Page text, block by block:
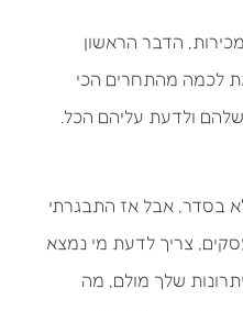
הדבר הראשון
לכמה מהתחרים הכי
שלהם ולדעת עליהם הכל.
בסדר, אבל אז התבגרתי
צריך לדעת מי נמצא
שלך מולם, מה